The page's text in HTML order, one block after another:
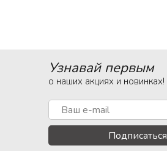
Подписаться
Узнавай первым
о наших акциях и новинках!